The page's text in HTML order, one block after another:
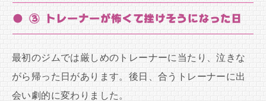
● ③ トレーナーが怖くて挫けそうになった日
最初のジムでは厳しめのトレーナーに当たり、泣きな
がら帰った日があります。後日、合うトレーナーに出
会い劇的に変わりました。